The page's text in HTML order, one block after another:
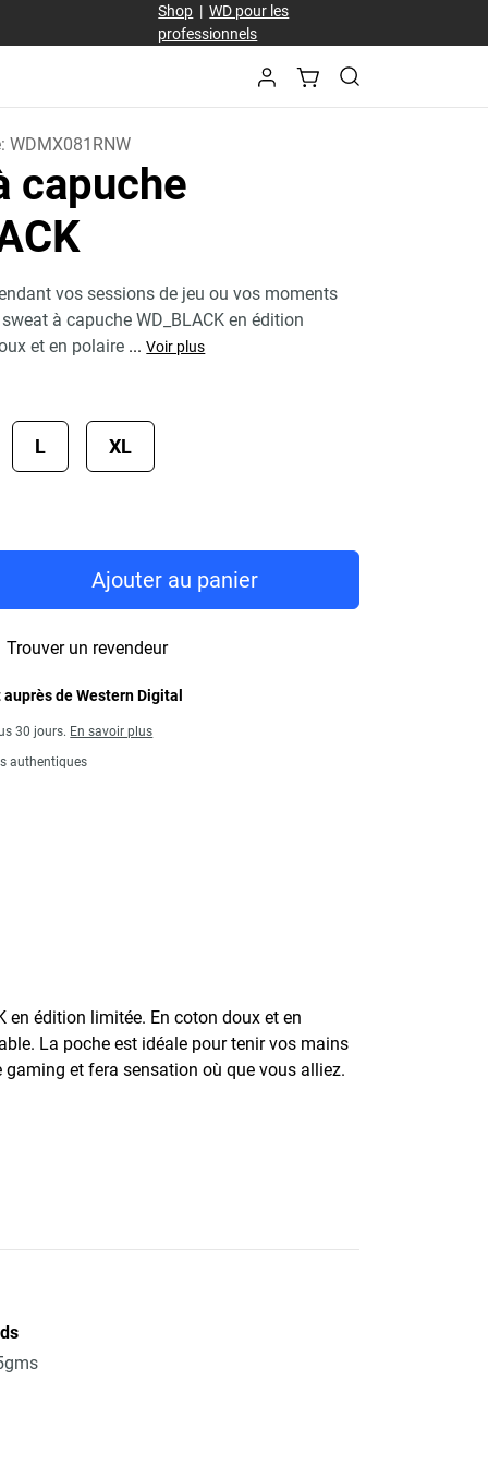
Shop |WD pour les
professionnels
WDMX081RNW
capuche
vos sessions de jeu ou vos moments
à capuche WD_BLACK en édition
et en polaire ... Voir plus
L XL
27,99 €
Ajouter au panier
Trouver un revendeur
de Western Digital
30 jours. En savoir plus
authentiques
en édition limitée. En coton doux et en
La poche est idéale pour tenir vos mains
et fera sensation où que vous alliez.